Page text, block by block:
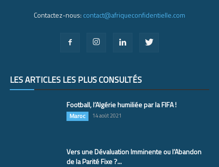
Contactez-nous: contact@afriqueconfidentielle.com
LES ARTICLES LES PLUS CONSULTÉS
Football, l’Algérie humiliée par la FIFA !
Maroc 14 août 2021
Vers une Dévaluation Imminente ou l’Abandon
de la Parité Fixe ?...